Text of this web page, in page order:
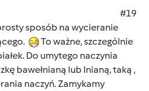
#19
sposób na wycieranie
To ważne, szczególnie
Do umytego naczynia
bawełnianą lub lnianą, taką ,
naczyń. Zamykamy